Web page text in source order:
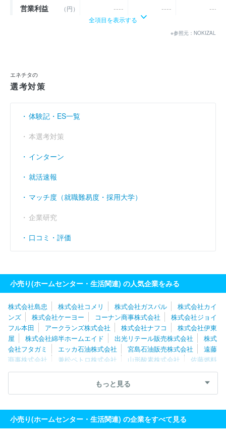
営業利益 （円） ---- ---- ----
----
利益余剰金
売上伸び率
営業利益率 （％）
経常利益率 （％）
全項目を表示する
※参照元：NOKIZAL
エネチタの
選考対策
体験記・ES一覧
本選考対策
インターン
就活速報
マッチ度（就職難易度・採用大学）
企業研究
口コミ・評価
小売り(ホームセンター・生活関連) の人気企業をみる
株式会社島忠 株式会社コメリ 株式会社ガスパル
株式会社カイ
ンズ
株式会社ケーヨー コーナン商事株式会社
株式会社ジョイ
フル本田
アークランズ株式会社 株式会社ナフコ
株式会社伊東
屋
株式会社綿半ホームエイド 出光リテール販売株式会社
株式
会社フタガミ
エッカ石油株式会社 宮島石油販売株式会社
遠藤
商事株式会社
兼松ペトロ株式会社 山形酸素株式会社
佐藤燃料
株式会社
株式会社カンセキ 株式会社タカサワ
株式会社ホーム
浪田石油株式会社
西村ジョイ株式会
社
たかガスワン
山文商事株式会社
もっと見る
小売り(ホームセンター・生活関連) の企業をすべて見る